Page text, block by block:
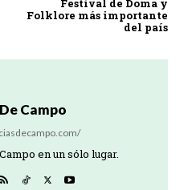
Festival de Doma y
Folklore más importante
del país
Campo
en un sólo lugar.